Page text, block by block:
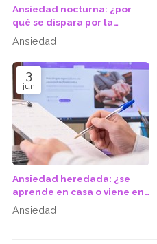
Ansiedad nocturna: ¿por
qué se dispara por la
noche?
Ansiedad
3
jun
Ansiedad heredada: ¿se
aprende en casa o viene en
los genes?
Ansiedad